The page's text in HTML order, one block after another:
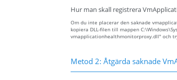
Hur man skall registrera
Om du inte placerar den saknade
kopiera DLL-filen till mappen
vmapplicationhealthmonitorproxy.dll" och
Metod 2: Åtgärda saknade